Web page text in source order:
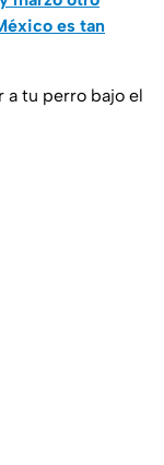
es tan
a tu perro bajo el